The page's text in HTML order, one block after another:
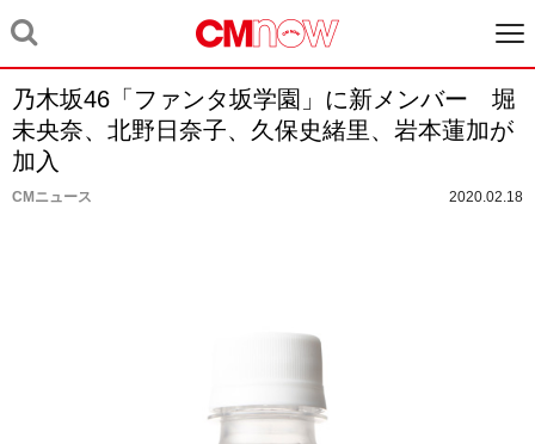
乃木坂46「ファンタ坂学園」に新メンバー 堀
未央奈、北野日奈子、久保史緒里、岩本蓮加が
加入
CMニュース 2020.02.18